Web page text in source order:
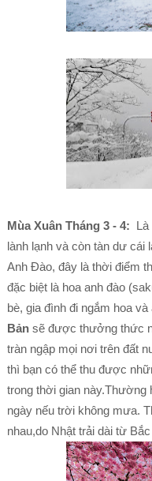
Mùa Xuân Tháng 3 - 4:
lành lạnh và còn tàn dư cái
Anh Đào, đây là thời điểm
đặc biệt là hoa anh đào
bè, gia đình đi ngắm hoa
Bảnsẽ được thưởng thức
tràn ngập mọi nơi trên đất
thì bạn có thể thu được
trong thời gian này.Thường
ngày nếu trời không mưa.
nhau,do Nhật trải dài từ